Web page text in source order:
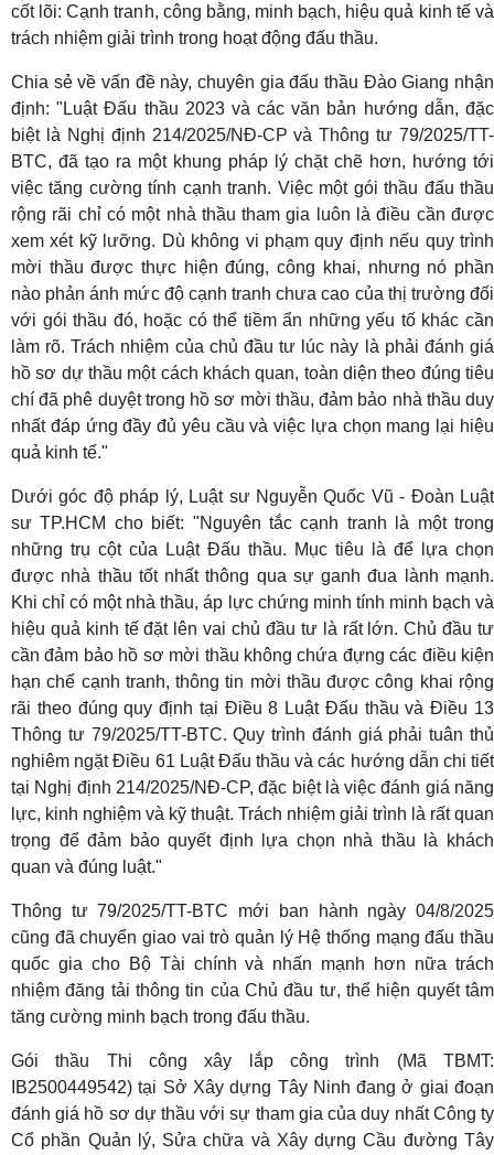
cốt lõi: Cạnh tranh, công bằng, minh bạch, hiệu quả kinh tế và
trách nhiệm giải trình trong hoạt động đấu thầu.
Chia sẻ về vấn đề này, chuyên gia đấu thầu Đào Giang nhận
định: "Luật Đấu thầu 2023 và các văn bản hướng dẫn, đặc
biệt là Nghị định 214/2025/NĐ-CP và Thông tư 79/2025/TT-
BTC, đã tạo ra một khung pháp lý chặt chẽ hơn, hướng tới
việc tăng cường tính cạnh tranh. Việc một gói thầu đấu thầu
rộng rãi chỉ có một nhà thầu tham gia luôn là điều cần được
xem xét kỹ lưỡng. Dù không vi phạm quy định nếu quy trình
mời thầu được thực hiện đúng, công khai, nhưng nó phần
nào phản ánh mức độ cạnh tranh chưa cao của thị trường đối
với gói thầu đó, hoặc có thể tiềm ẩn những yếu tố khác cần
làm rõ. Trách nhiệm của chủ đầu tư lúc này là phải đánh giá
hồ sơ dự thầu một cách khách quan, toàn diện theo đúng tiêu
chí đã phê duyệt trong hồ sơ mời thầu, đảm bảo nhà thầu duy
nhất đáp ứng đầy đủ yêu cầu và việc lựa chọn mang lại hiệu
quả kinh tế."
Dưới góc độ pháp lý, Luật sư Nguyễn Quốc Vũ - Đoàn Luật
sư TP.HCM cho biết: "Nguyên tắc cạnh tranh là một trong
những trụ cột của Luật Đấu thầu. Mục tiêu là để lựa chọn
được nhà thầu tốt nhất thông qua sự ganh đua lành mạnh.
Khi chỉ có một nhà thầu, áp lực chứng minh tính minh bạch và
hiệu quả kinh tế đặt lên vai chủ đầu tư là rất lớn. Chủ đầu tư
cần đảm bảo hồ sơ mời thầu không chứa đựng các điều kiện
hạn chế cạnh tranh, thông tin mời thầu được công khai rộng
rãi theo đúng quy định tại Điều 8 Luật Đấu thầu và Điều 13
Thông tư 79/2025/TT-BTC. Quy trình đánh giá phải tuân thủ
nghiêm ngặt Điều 61 Luật Đấu thầu và các hướng dẫn chi tiết
tại Nghị định 214/2025/NĐ-CP, đặc biệt là việc đánh giá năng
lực, kinh nghiệm và kỹ thuật. Trách nhiệm giải trình là rất quan
trọng để đảm bảo quyết định lựa chọn nhà thầu là khách
quan và đúng luật."
Thông tư 79/2025/TT-BTC mới ban hành ngày 04/8/2025
cũng đã chuyển giao vai trò quản lý Hệ thống mạng đấu thầu
quốc gia cho Bộ Tài chính và nhấn mạnh hơn nữa trách
nhiệm đăng tải thông tin của Chủ đầu tư, thể hiện quyết tâm
tăng cường minh bạch trong đấu thầu.
Gói thầu Thi công xây lắp công trình (Mã TBMT:
IB2500449542) tại Sở Xây dựng Tây Ninh đang ở giai đoạn
đánh giá hồ sơ dự thầu với sự tham gia của duy nhất Công ty
Cổ phần Quản lý, Sửa chữa và Xây dựng Cầu đường Tây